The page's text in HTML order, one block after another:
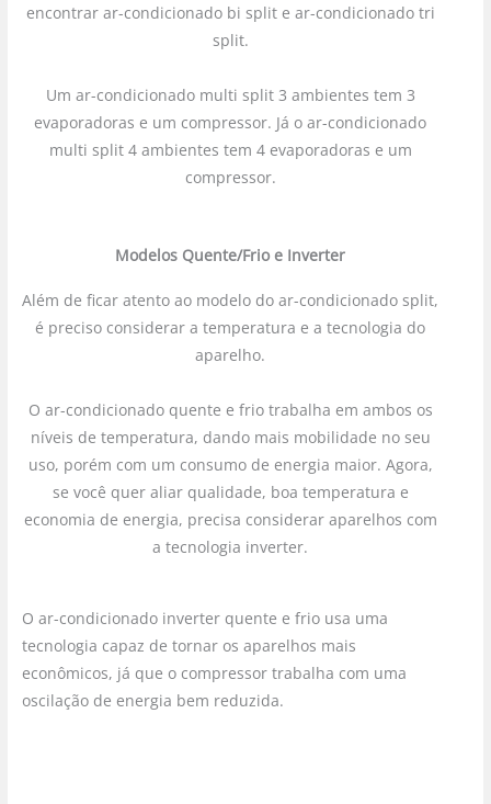
encontrar ar-condicionado bi split e ar-condicionado tri
split.
Um ar-condicionado multi split 3 ambientes tem 3
evaporadoras e um compressor. Já o ar-condicionado
multi split 4 ambientes tem 4 evaporadoras e um
compressor.
Modelos Quente/Frio e Inverter
Além de ficar atento ao modelo do ar-condicionado split,
é preciso considerar a temperatura e a tecnologia do
aparelho.
O ar-condicionado quente e frio trabalha em ambos os
níveis de temperatura, dando mais mobilidade no seu
uso, porém com um consumo de energia maior. Agora,
se você quer aliar qualidade, boa temperatura e
economia de energia, precisa considerar aparelhos com
a tecnologia inverter.
O ar-condicionado inverter quente e frio usa uma
tecnologia capaz de tornar os aparelhos mais
econômicos, já que o compressor trabalha com uma
oscilação de energia bem reduzida.